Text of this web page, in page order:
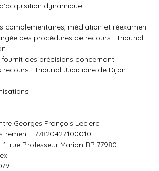
dynamique
complémentaires, médiation et réexamen
des procédures de recours : Tribunal
des précisions concernant
: Tribunal Judiciaire de Dijon
Georges François Leclerc
: 77820427100010
rue Professeur Marion-BP 77980